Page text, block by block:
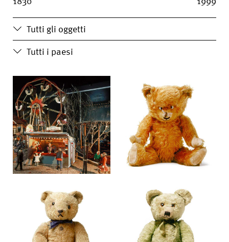
Tutti gli oggetti
Tutti i paesi